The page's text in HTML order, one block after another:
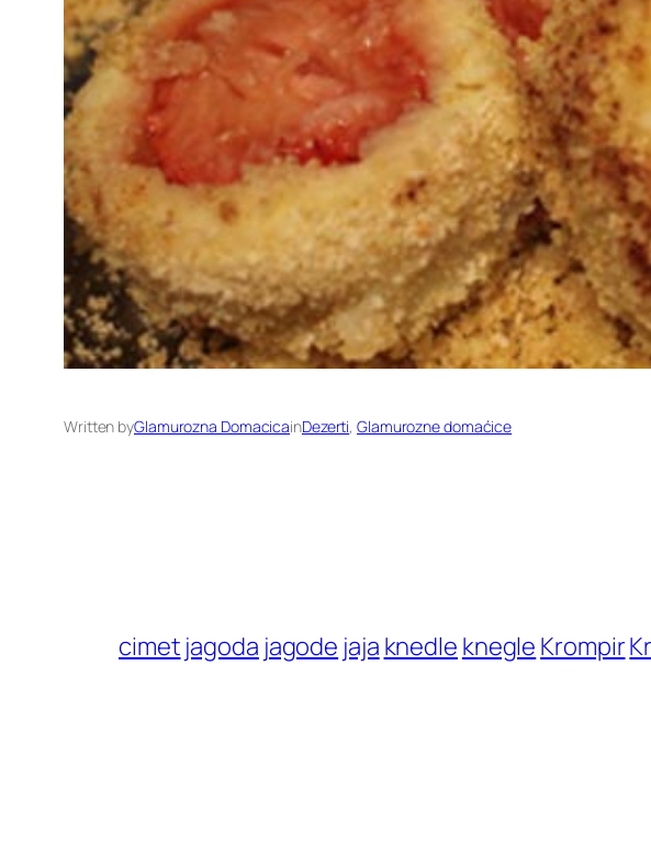
Written byGlamurozna DomacicainDezerti, Glamurozne domaćice
cimet jagoda jagode jaja knedle knegle Krompir